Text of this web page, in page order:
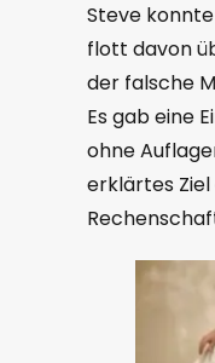
Steve
flott davon
der falsche
Es gab eine
ohne
erklärtes